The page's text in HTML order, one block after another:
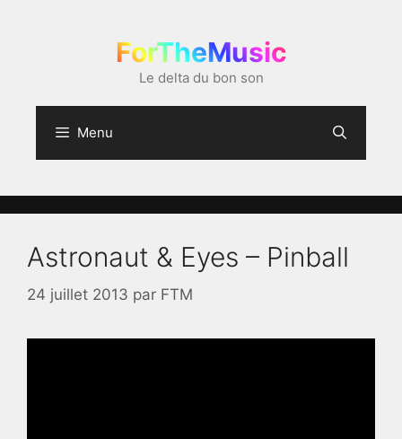
ForTheMusic
Le delta du bon son
Menu
Astronaut & Eyes – Pinball
24 juillet 2013 par FTM